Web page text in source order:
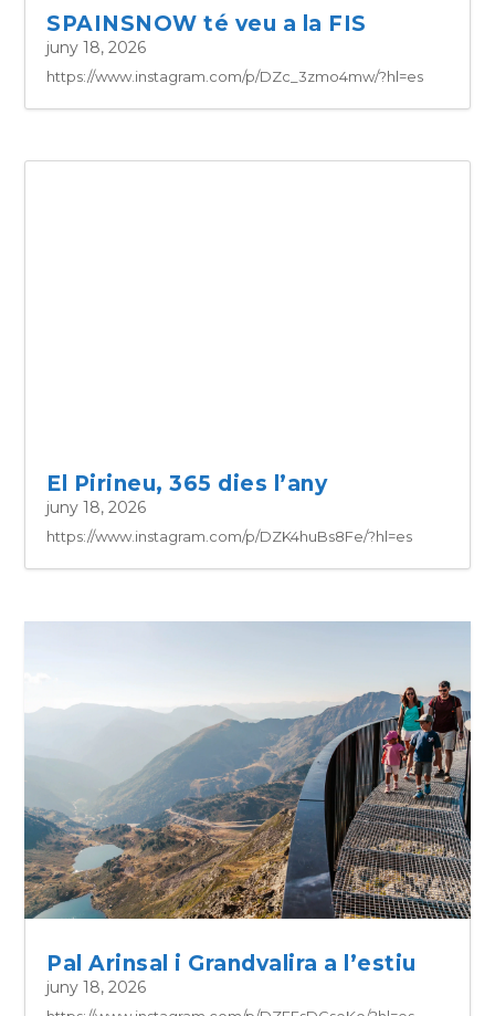
SPAINSNOW té veu a la FIS
juny 18, 2026
https://www.instagram.com/p/DZc_3zmo4mw/?hl=es